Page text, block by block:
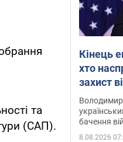
та
(САП).
Кінець
хто
захист
Володимир
бачення
у
8.08.2026